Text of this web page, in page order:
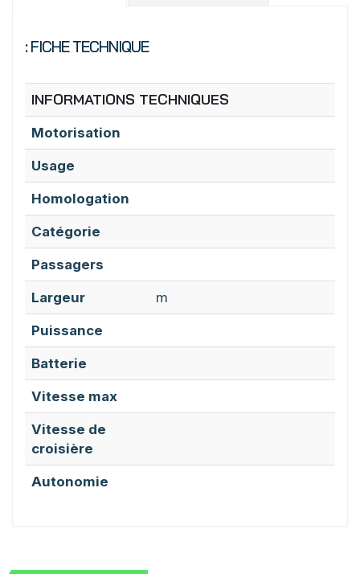
: FICHE TECHNIQUE
INFORMATIONS TECHNIQUES
Motorisation
Usage
Homologation
Catégorie
Passagers
Largeur m
Puissance
Batterie
Vitesse max
Vitesse de
croisière
Autonomie